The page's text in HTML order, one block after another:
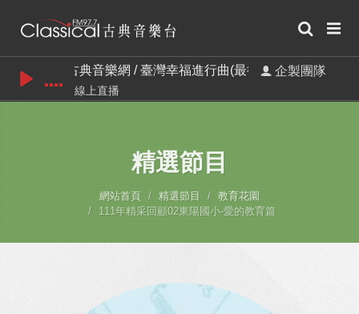
古典音樂網 / 臺灣幸福進行曲(最後一週)企製團隊
線上直播